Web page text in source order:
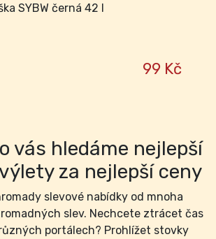
SYBW černá 42 l
99 Kč
vás hledáme nejlepší
za nejlepší ceny
slevové nabídky od mnoha
slev. Nechcete ztrácet čas
portálech? Prohlížet stovky